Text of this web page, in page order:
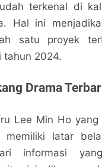
terkenal di
Hal ini
satu proyek
tahun 2024.
Drama
Lee Min Ho
latar
informasi